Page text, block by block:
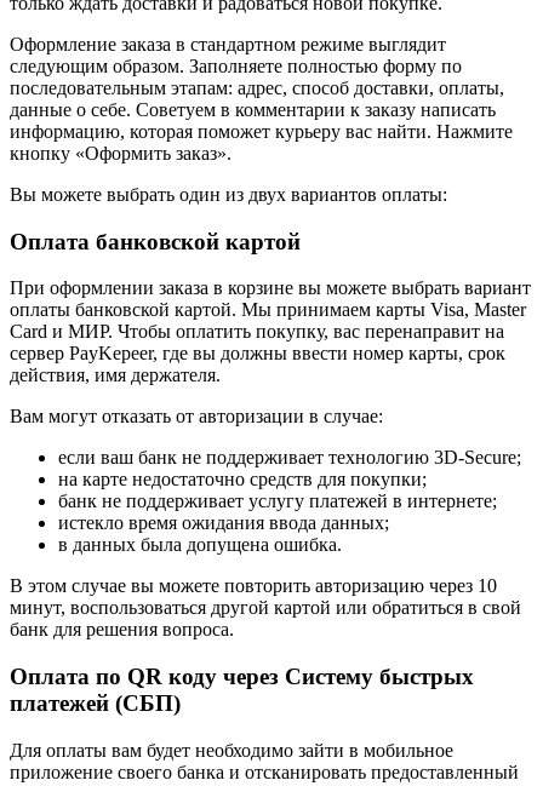
Оформление заказа в стандартном режиме выглядит
следующим образом. Заполняете полностью форму по
последовательным этапам: адрес, способ доставки, оплаты,
данные о себе. Советуем в комментарии к заказу написать
информацию, которая поможет курьеру вас найти. Нажмите
кнопку «Оформить заказ».
Вы можете выбрать один из двух вариантов оплаты:
Оплата банковской картой
При оформлении заказа в корзине вы можете выбрать вариант
оплаты банковской картой. Мы принимаем карты Visa, Master
Card и МИР. Чтобы оплатить покупку, вас перенаправит на
сервер PayKepeer, где вы должны ввести номер карты, срок
действия, имя держателя.
Вам могут отказать от авторизации в случае:
если ваш банк не поддерживает технологию 3D-Secure;
на карте недостаточно средств для покупки;
банк не поддерживает услугу платежей в интернете;
истекло время ожидания ввода данных;
в данных была допущена ошибка.
В этом случае вы можете повторить авторизацию через 10
минут, воспользоваться другой картой или обратиться в свой
банк для решения вопроса.
Оплата по QR коду через Систему быстрых
платежей (СБП)
Для оплаты вам будет необходимо зайти в мобильное
приложение своего банка и отсканировать предоставленный